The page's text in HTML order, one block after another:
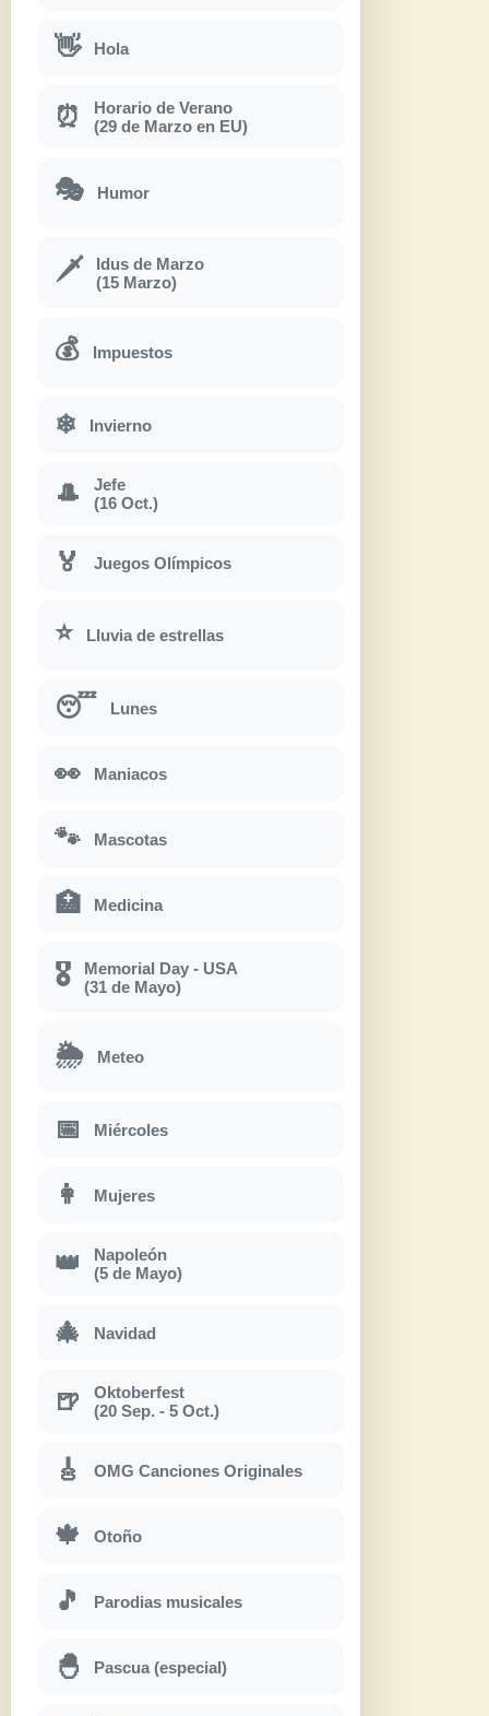
👋 Hola
⏰
Horario de Verano
(29 de Marzo en EU)
🎭 Humor
🗡
Idus de Marzo
(15 Marzo)
💰 Impuestos
❄ Invierno
🎩
Jefe
(16 Oct.)
🏅 Juegos Olímpicos
⭐ Lluvia de estrellas
😴 Lunes
👀 Maniacos
🐾 Mascotas
🏥 Medicina
🎖
Memorial Day - USA
(31 de Mayo)
🌦 Meteo
📅 Miércoles
👩 Mujeres
👑
Napoleón
(5 de Mayo)
🎄 Navidad
🍺
Oktoberfest
(20 Sep. - 5 Oct.)
🎸 OMG Canciones Originales
🍁 Otoño
🎵 Parodias musicales
🐣 Pascua (especial)